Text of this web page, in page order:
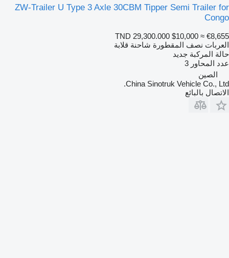
ZW-Trailer U Type 3 Axle 30CBM Tipper Semi Trailer for
Congo
TND 29,300.000 $10,000 ≈ €8,655
العربات نصف المقطورة شاحنة قلابة
حالة المركبة جديد
عدد المحاور 3
الصين
China Sinotruk Vehicle Co., Ltd.
الاتصال بالبائع